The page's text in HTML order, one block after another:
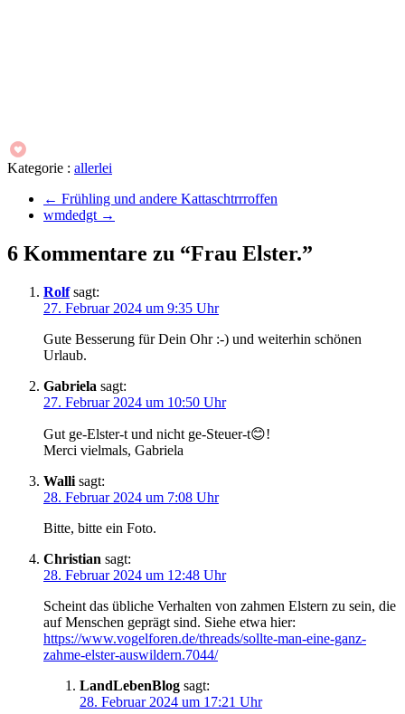
Kategorie : allerlei
← Frühling und andere Kattaschtrrroffen
wmdedgt →
6 Kommentare zu “Frau Elster.”
Rolf sagt:
27. Februar 2024 um 9:35 Uhr
Gute Besserung für Dein Ohr :-) und weiterhin schönen
Urlaub.
Gabriela sagt:
27. Februar 2024 um 10:50 Uhr
Gut ge-Elster-t und nicht ge-Steuer-t😊!
Merci vielmals, Gabriela
Walli sagt:
28. Februar 2024 um 7:08 Uhr
Bitte, bitte ein Foto.
Christian sagt:
28. Februar 2024 um 12:48 Uhr
Scheint das übliche Verhalten von zahmen Elstern zu sein, die
auf Menschen geprägt sind. Siehe etwa hier:
https://www.vogelforen.de/threads/sollte-man-eine-ganz-
zahme-elster-auswildern.7044/
LandLebenBlog sagt:
28. Februar 2024 um 17:21 Uhr